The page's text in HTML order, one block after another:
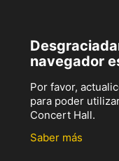
navegador
Por favor,
para poder
Concert Hall.
Saber más